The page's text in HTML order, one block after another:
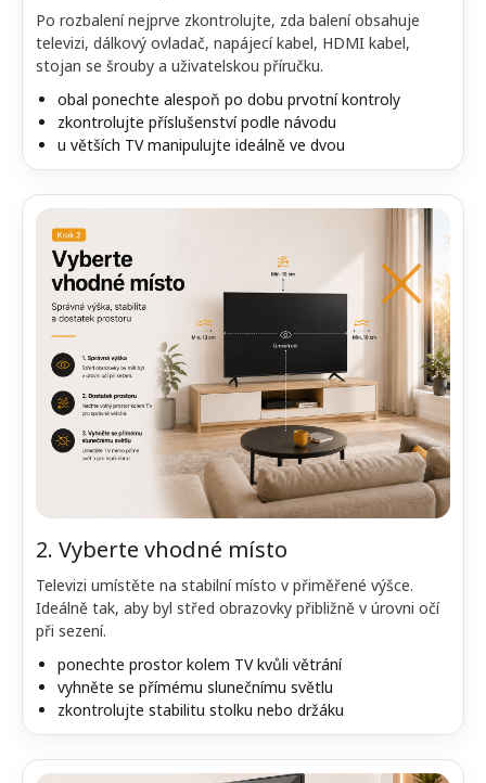
Po rozbalení nejprve zkontrolujte, zda balení obsahuje
televizi, dálkový ovladač, napájecí kabel, HDMI kabel,
stojan se šrouby a uživatelskou příručku.
obal ponechte alespoň po dobu prvotní kontroly
zkontrolujte příslušenství podle návodu
u větších TV manipulujte ideálně ve dvou
2. Vyberte vhodné místo
Televizi umístěte na stabilní místo v přiměřené výšce.
Ideálně tak, aby byl střed obrazovky přibližně v úrovni očí
při sezení.
ponechte prostor kolem TV kvůli větrání
vyhněte se přímému slunečnímu světlu
zkontrolujte stabilitu stolku nebo držáku